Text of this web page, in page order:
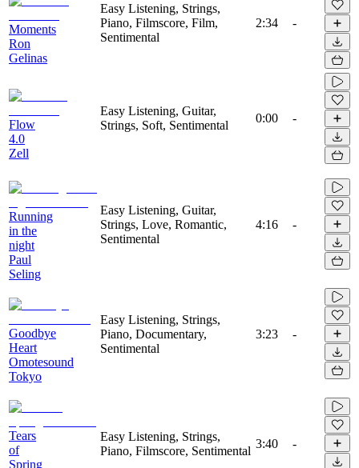
Moments
Ron
Gelinas
Easy Listening, Strings,
Piano, Filmscore, Film,
Sentimental
2:34 -
Flow
4.0
Zell
Easy Listening, Guitar,
Strings, Soft, Sentimental
0:00 -
Running
in the
night
Paul
Seling
Easy Listening, Guitar,
Strings, Love, Romantic,
Sentimental
4:16 -
Goodbye
Heart
Omotesound
Tokyo
Easy Listening, Strings,
Piano, Documentary,
Sentimental
3:23 -
Tears
of
Spring
Easy Listening, Strings,
Piano, Filmscore, Sentimental
3:40 -